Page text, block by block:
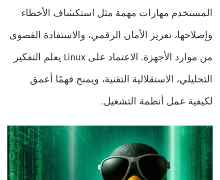
المستخدم مهارات مهمة مثل استكشاف الأخطاء
وإصلاحها، تعزيز الأمان الرقمي، والاستفادة القصوى
من موارد الأجهزة. الاعتماد على Linux يعلم التفكير
التحليلي، الاستقلالية التقنية، ويمنح فهمًا أعمق
لكيفية عمل أنظمة التشغيل.